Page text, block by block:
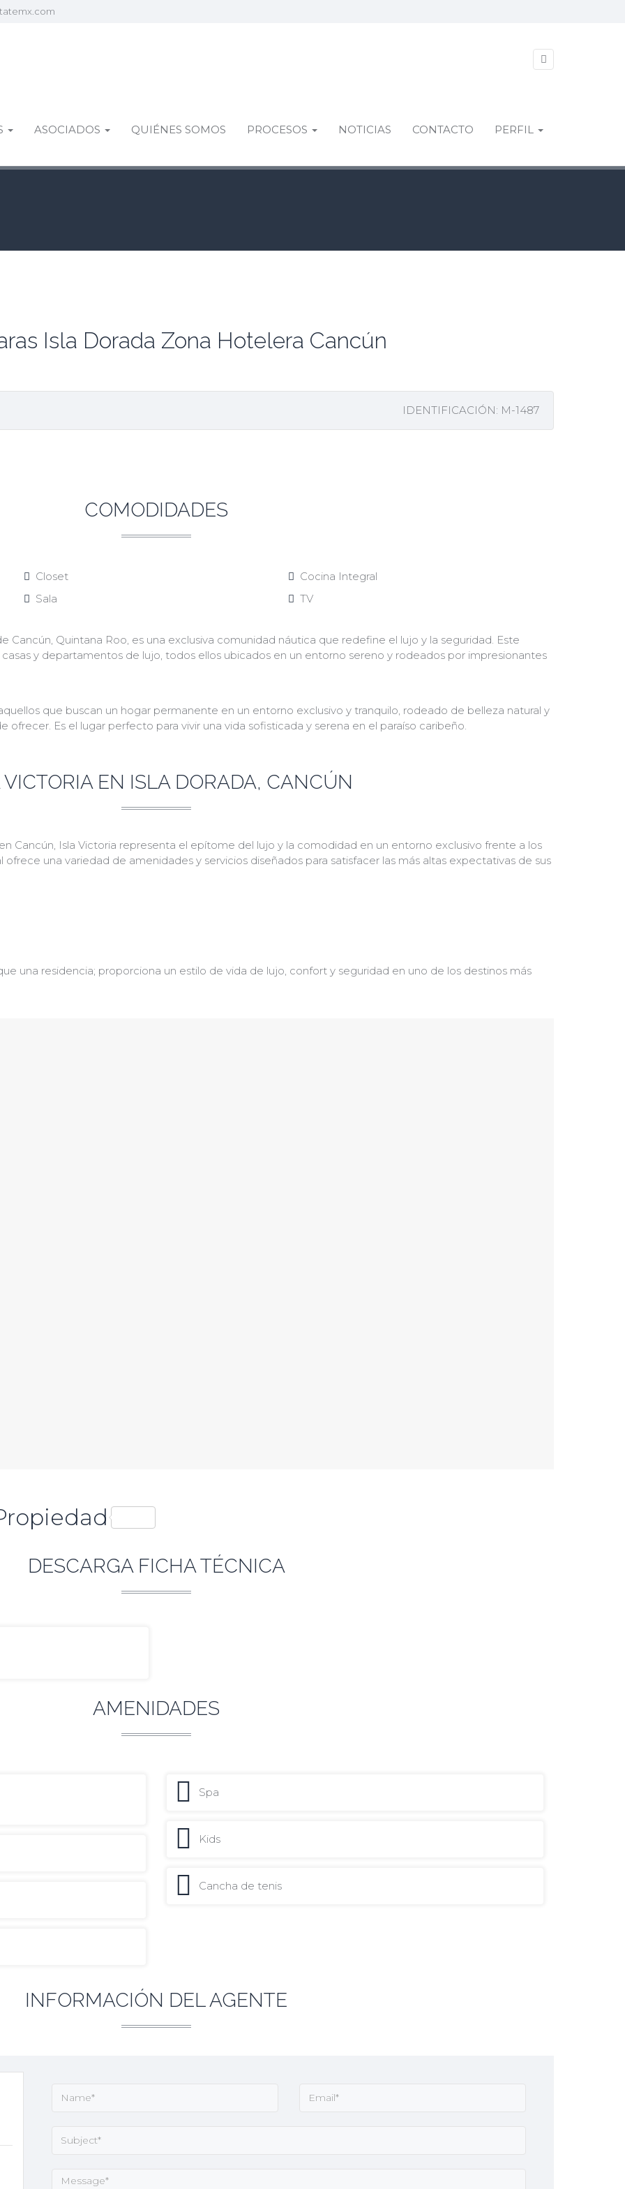
ASOCIADOS QUIÉNES SOMOS PROCESOS NOTICIAS CONTACTO PERFIL
Isla Dorada Zona Hotelera Cancún
IDENTIFICACIÓN: M-1487
COMODIDADES
Closet
Cocina Integral
Sala
TV
Cancún, Quintana Roo, es una exclusiva comunidad náutica que redefine el lujo y la seguridad. Este
y departamentos de lujo, todos ellos ubicados en un entorno sereno y rodeados por impresionantes
que buscan un hogar permanente en un entorno exclusivo y tranquilo, rodeado de belleza natural y
Es el lugar perfecto para vivir una vida sofisticada y serena en el paraíso caribeño.
VICTORIA EN ISLA DORADA, CANCÚN
Cancún, Isla Victoria representa el epítome del lujo y la comodidad en un entorno exclusivo frente a los
una variedad de amenidades y servicios diseñados para satisfacer las más altas expectativas de sus
una residencia; proporciona un estilo de vida de lujo, confort y seguridad en uno de los destinos más
DESCARGA FICHA TÉCNICA
AMENIDADES
Spa
Kids
Cancha de tenis
INFORMACIÓN DEL AGENTE